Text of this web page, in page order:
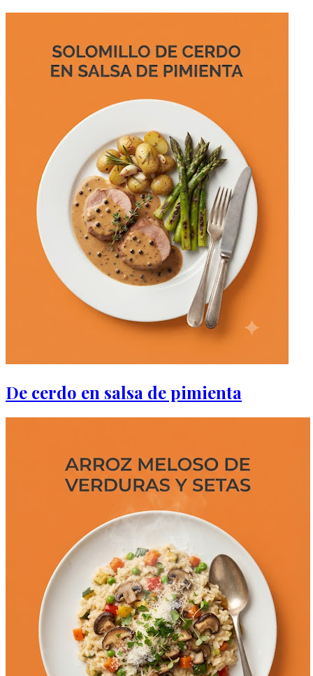
De cerdo en salsa de pimienta